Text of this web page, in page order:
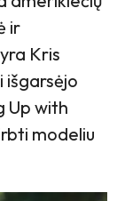
ir
Kris
išgarsėjo
Up with
modeliu